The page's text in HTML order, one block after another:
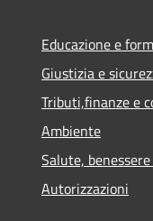
Educazione e
Giustizia e
Tributi,finanze e
Ambiente
Salute,
Autorizzazioni